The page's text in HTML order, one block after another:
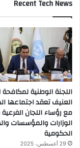
Recent Tech News
اللجنة الوطنية
العنيف تعقد اجتماعها
مع رؤساء اللجان
الوزارات والمؤسسات
الحكومية
29 أغسطس، 2025